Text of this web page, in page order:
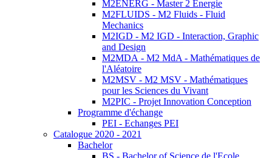
M2ENERG - Master 2 Énergie
M2FLUIDS - M2 Fluids - Fluid
Mechanics
M2IGD - M2 IGD - Interaction, Graphic
and Design
M2MDA - M2 MdA - Mathématiques de
l'Aléatoire
M2MSV - M2 MSV - Mathématiques
pour les Sciences du Vivant
M2PIC - Projet Innovation Conception
Programme d'échange
PEI - Echanges PEI
Catalogue 2020 - 2021
Bachelor
BS - Bachelor of Science de l'Ecole